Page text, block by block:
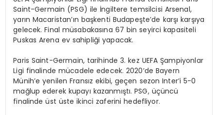
Saint-Germain (PSG) ile İngiltere temsilcisi Arsenal,
yarın Macaristan’ın başkenti Budapeşte’de karşı karşıya
gelecek. Final müsabakasına 67 bin seyirci kapasiteli
Puskas Arena ev sahipliği yapacak.
Paris Saint-Germain, tarihinde 3. kez UEFA Şampiyonlar
Ligi finalinde mücadele edecek. 2020’de Bayern
Münih’e yenilen Fransız ekibi, geçen sezon Inter’i 5-0
mağlup ederek kupayı kazanmıştı. PSG, üçüncü
finalinde üst üste ikinci zaferini hedefliyor.